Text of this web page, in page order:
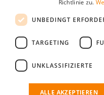
Angemeldet bleiben
Passwort vergessen?
Kostenloses
Wenn Sie sich registriert
passenden Mitarbeiter zu finden.
Richtlinie zu.
UNBEDINGT
TARGETING
UNKLASSIFIZIERTE
ALLE AKZEPTIEREN